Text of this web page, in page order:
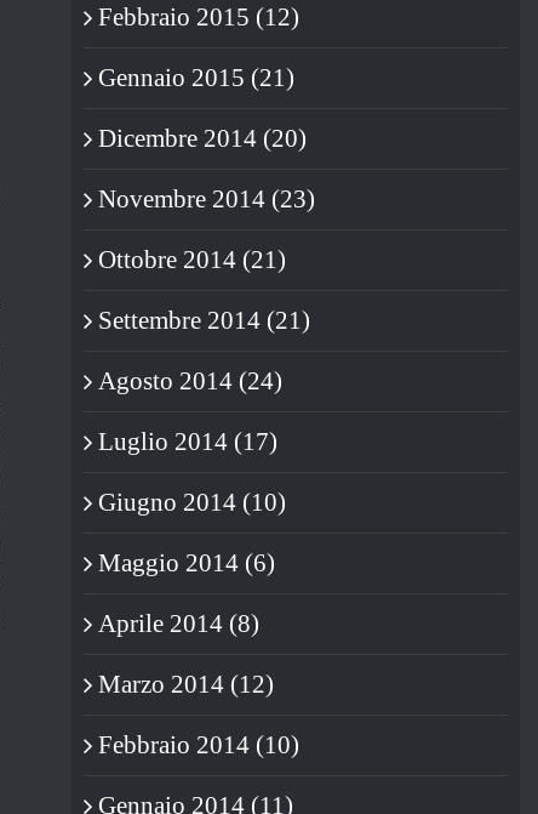
Febbraio 2015 (12)
Gennaio 2015 (21)
Dicembre 2014 (20)
Novembre 2014 (23)
Ottobre 2014 (21)
Settembre 2014 (21)
Agosto 2014 (24)
Luglio 2014 (17)
Giugno 2014 (10)
Maggio 2014 (6)
Aprile 2014 (8)
Marzo 2014 (12)
Febbraio 2014 (10)
Gennaio 2014 (11)